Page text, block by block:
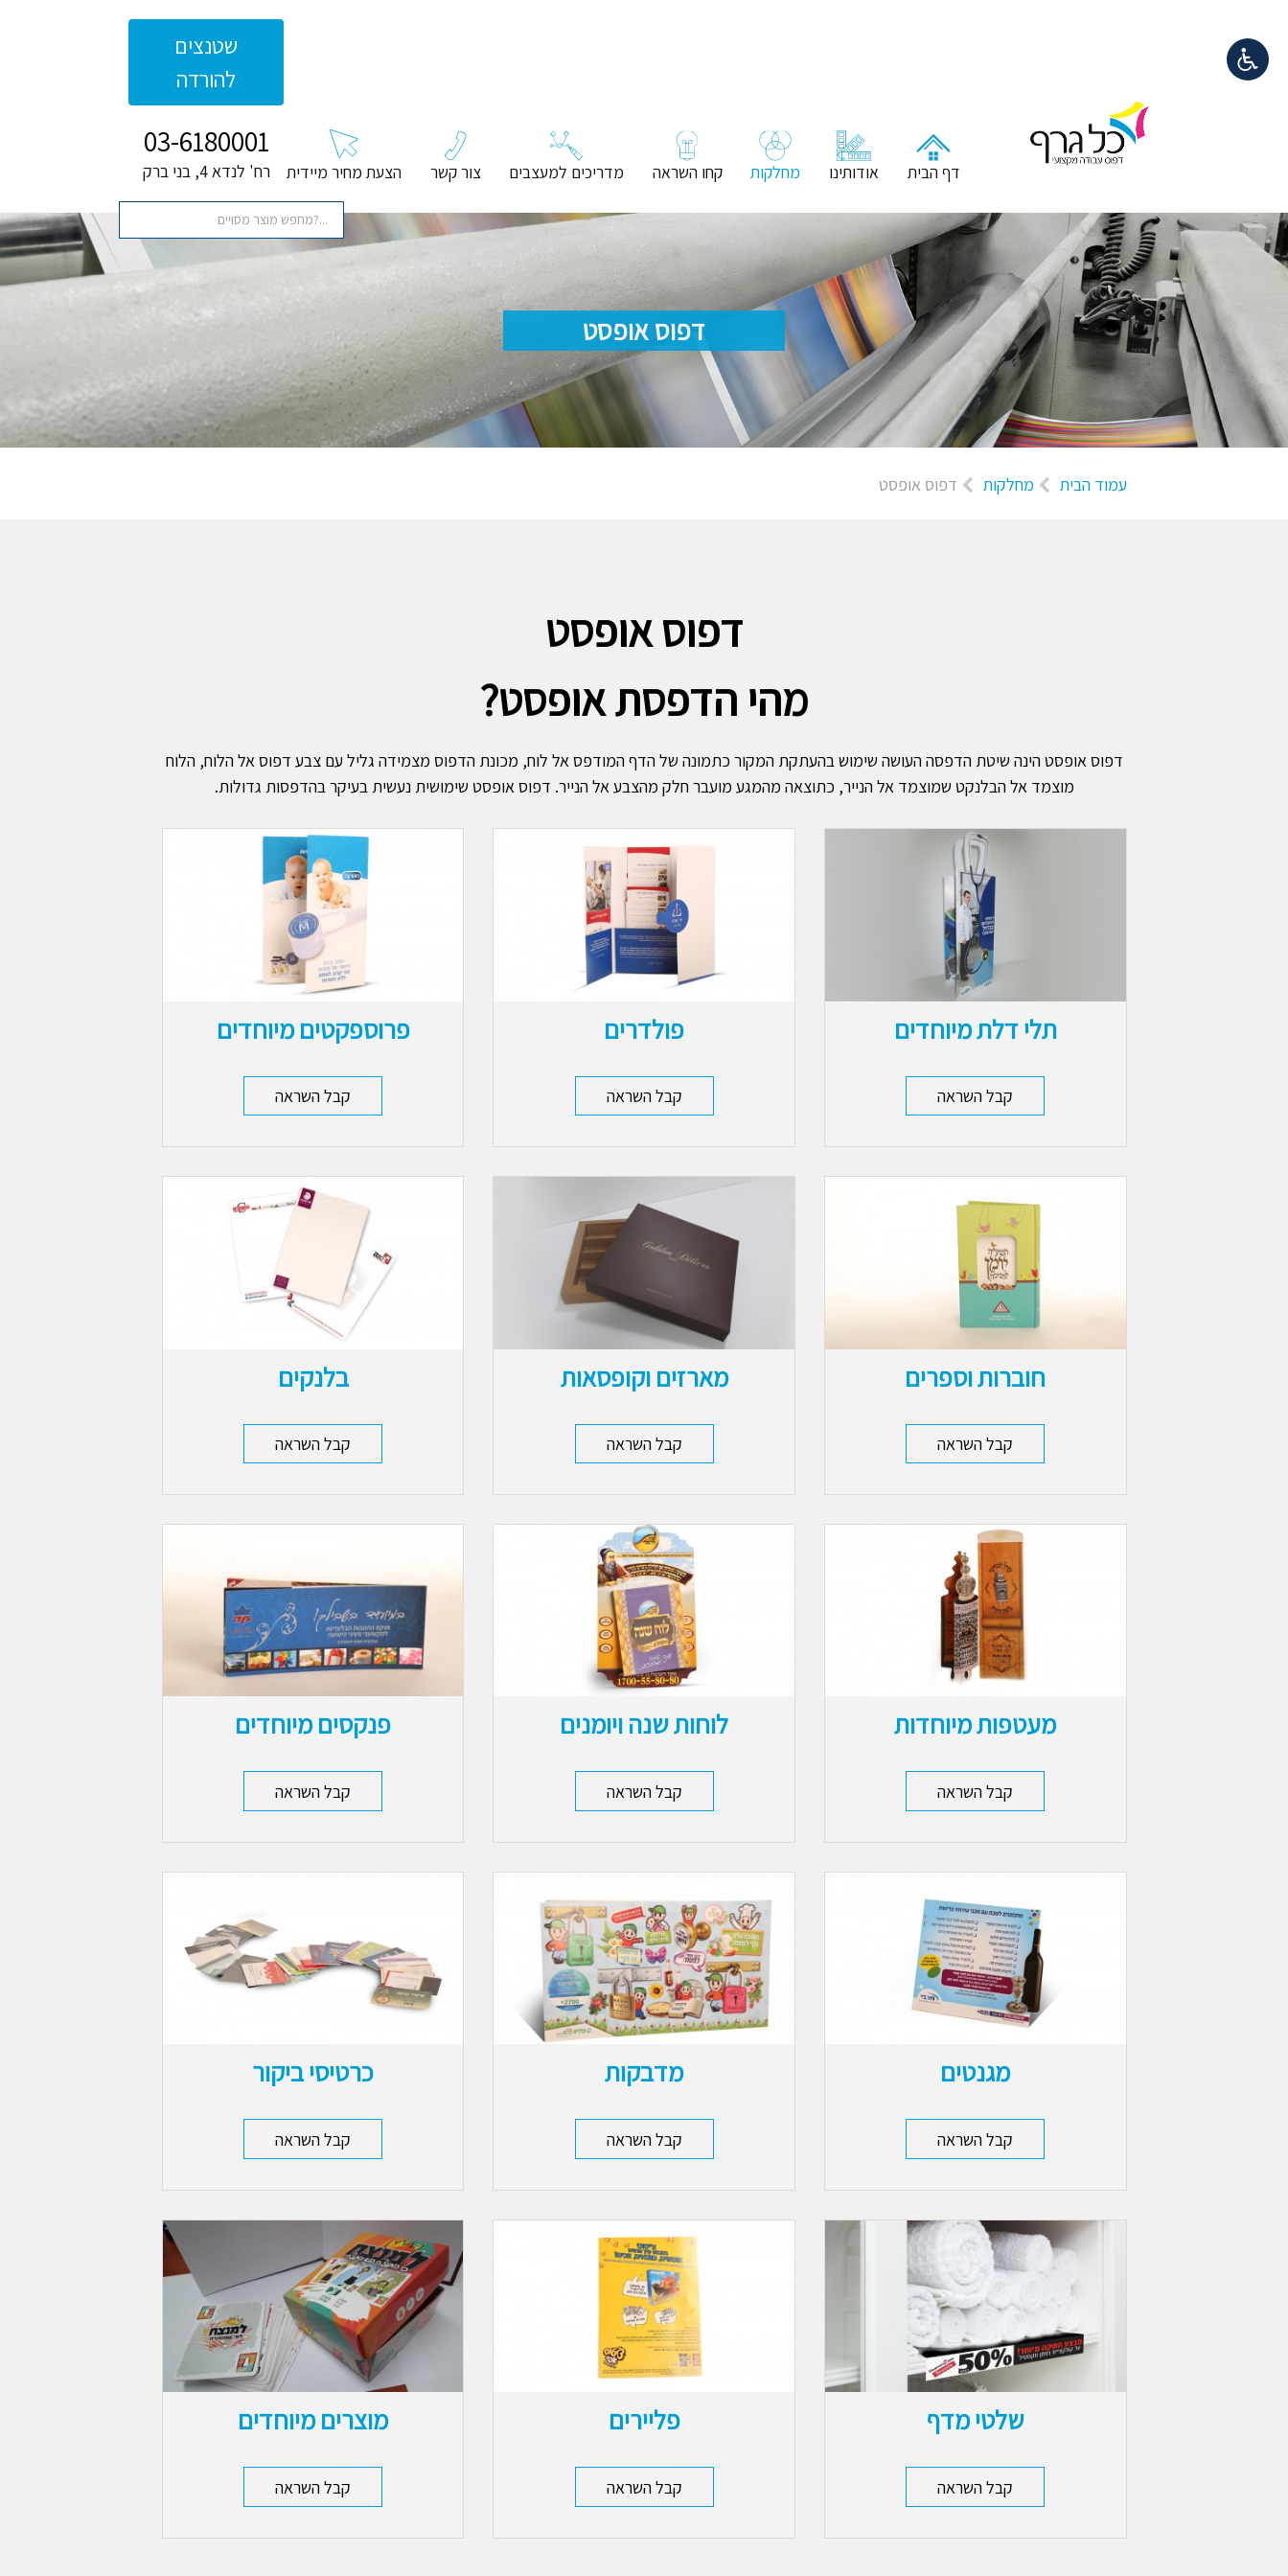
שטנצים
להורדה
דף הבית אודותינו מחלקות קחו השראה מדריכים למעצבים צור קשר הצעת מחיר מיידית
03-6180001
רח' לנדא 4, בני ברק
דפוס אופסט
עמוד הבית מחלקות דפוס אופסט
דפוס אופסט
מהי הדפסת אופסט?
דפוס אופסט הינה שיטת הדפסה העושה שימוש בהעתקת המקור כתמונה של הדף המודפס אל לוח, מכונת הדפוס מצמידה גליל עם צבע דפוס אל הלוח, הלוח
מוצמד אל הבלנקט שמוצמד אל הנייר, כתוצאה מהמגע מועבר חלק מהצבע אל הנייר. דפוס אופסט שימושית נעשית בעיקר בהדפסות גדולות.
תלי דלת מיוחדים
קבל השראה
פולדרים
קבל השראה
פרוספקטים מיוחדים
קבל השראה
חוברות וספרים
קבל השראה
מארזים וקופסאות
קבל השראה
בלנקים
קבל השראה
מעטפות מיוחדות
קבל השראה
לוחות שנה ויומנים
קבל השראה
פנקסים מיוחדים
קבל השראה
מגנטים
קבל השראה
מדבקות
קבל השראה
כרטיסי ביקור
קבל השראה
שלטי מדף
קבל השראה
פליירים
קבל השראה
מוצרים מיוחדים
קבל השראה